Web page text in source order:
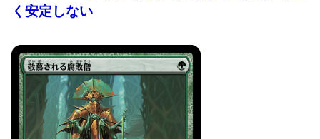
く安定しない